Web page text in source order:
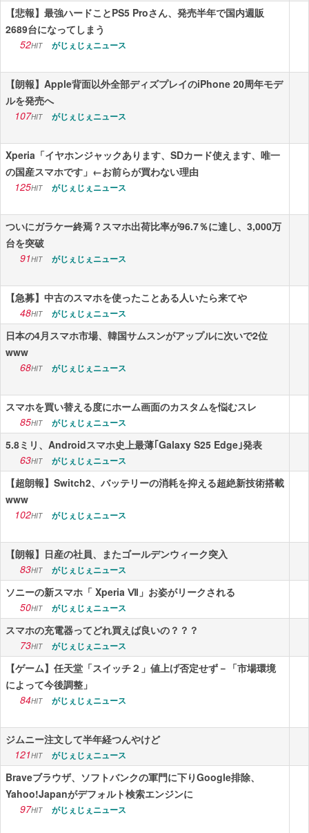
【悲報】最強ハードことPS5 Proさん、発売半年で国内週販
2689台になってしまう
52HIT がじぇじぇニュース
【朗報】Apple背面以外全部ディズプレイのiPhone 20周年モデ
ルを発売へ
107HIT がじぇじぇニュース
Xperia「イヤホンジャックあります、SDカード使えます、唯一
の国産スマホです」←お前らが買わない理由
125HIT がじぇじぇニュース
ついにガラケー終焉？スマホ出荷比率が96.7％に達し、3,000万
台を突破
91HIT がじぇじぇニュース
【急募】中古のスマホを使ったことある人いたら来てや
48HIT がじぇじぇニュース
日本の4月スマホ市場、韓国サムスンがアップルに次いで2位
www
68HIT がじぇじぇニュース
スマホを買い替える度にホーム画面のカスタムを悩むスレ
85HIT がじぇじぇニュース
5.8ミリ、Androidスマホ史上最薄｢Galaxy S25 Edge｣発表
63HIT がじぇじぇニュース
【超朗報】Switch2、バッテリーの消耗を抑える超絶新技術搭載
www
102HIT がじぇじぇニュース
【朗報】日産の社員、またゴールデンウィーク突入
83HIT がじぇじぇニュース
ソニーの新スマホ「 Xperia Ⅶ」お姿がリークされる
50HIT がじぇじぇニュース
スマホの充電器ってどれ買えば良いの？？？
73HIT がじぇじぇニュース
【ゲーム】任天堂「スイッチ２」値上げ否定せず－「市場環境
によって今後調整」
84HIT がじぇじぇニュース
ジムニー注文して半年経つんやけど
121HIT がじぇじぇニュース
Braveブラウザ、ソフトバンクの軍門に下りGoogle排除、
Yahoo!Japanがデフォルト検索エンジンに
97HIT がじぇじぇニュース